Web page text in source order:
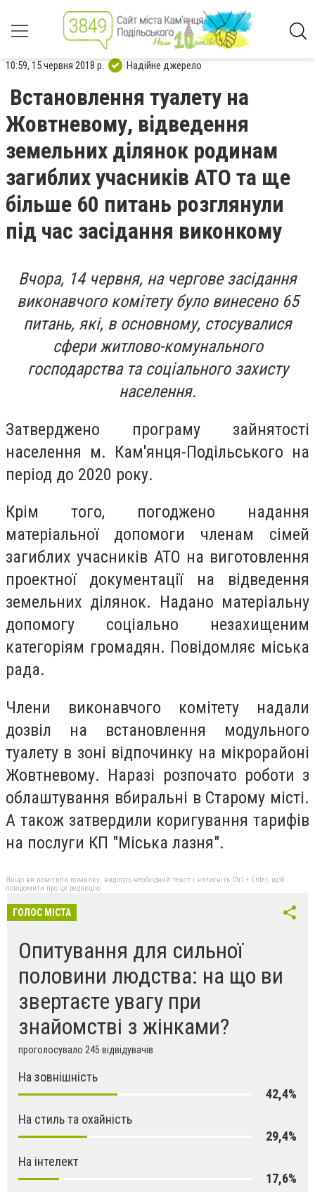
10:59, 15 червня 2018 р. Надійне джерело
Встановлення туалету на
Жовтневому, відведення
земельних ділянок родинам
загиблих учасників АТО та ще
більше 60 питань розглянули
під час засідання виконкому
Вчора, 14 червня, на чергове засідання
виконавчого комітету було винесено 65
питань, які, в основному, стосувалися
сфери житлово-комунального
господарства та соціального захисту
населення.
Затверджено програму зайнятості
населення м. Кам'янця-Подільського на
період до 2020 року.
Крім того, погоджено надання
матеріальної допомоги членам сімей
загиблих учасників АТО на виготовлення
проектної документації на відведення
земельних ділянок. Надано матеріальну
допомогу соціально незахищеним
категоріям громадян. Повідомляє міська
рада.
Члени виконавчого комітету надали
дозвіл на встановлення модульного
туалету в зоні відпочинку на мікрорайоні
Жовтневому. Наразі розпочато роботи з
облаштування вбиральні в Старому місті.
А також затвердили коригування тарифів
на послуги КП "Міська лазня".
Якщо ви помітили помилку, виділіть необхідний текст і натисніть Ctrl + Enter, щоб
повідомити про це редакцію
ГОЛОС МІСТА
Опитування для сильної
половини людства: на що ви
звертаєте увагу при
знайомстві з жінками?
проголосувало 245 відвідувачів
На зовнішність
42,4%
На стиль та охайність
29,4%
На інтелект
17,6%